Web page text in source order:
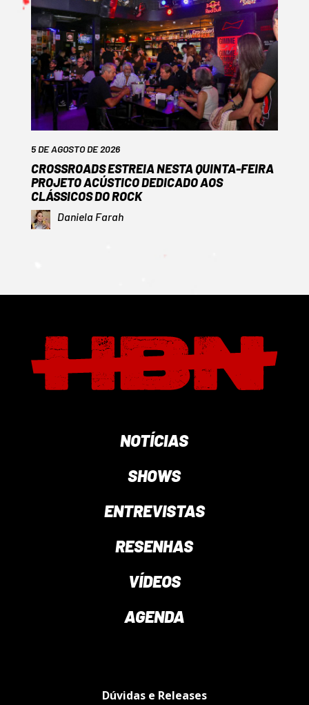
5 DE AGOSTO DE 2026
CROSSROADS ESTREIA NESTA QUINTA-FEIRA
PROJETO ACÚSTICO DEDICADO AOS
CLÁSSICOS DO ROCK
Daniela Farah
NOTÍCIAS
SHOWS
ENTREVISTAS
RESENHAS
VÍDEOS
AGENDA
Dúvidas e Releases